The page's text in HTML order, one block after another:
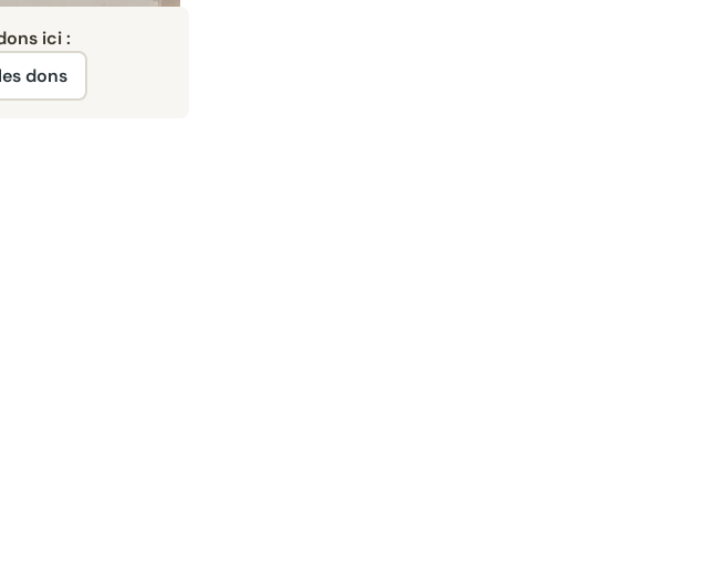
ici :
dons